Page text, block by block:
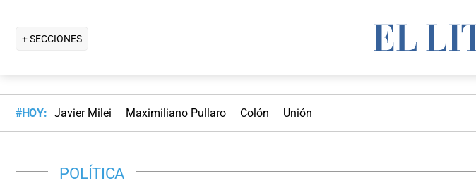
+ SECCIONES
#HOY: Javier Milei Maximiliano Pullaro Colón Unión
POLÍTICA